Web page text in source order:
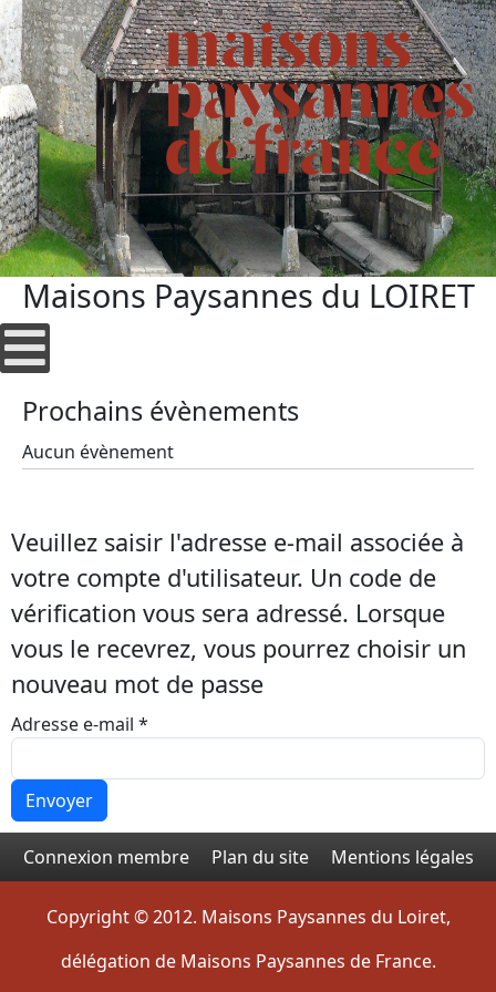
Maisons Paysannes du LOIRET
Prochains évènements
Aucun évènement
Veuillez saisir l'adresse e-mail associée à
votre compte d'utilisateur. Un code de
vérification vous sera adressé. Lorsque
vous le recevrez, vous pourrez choisir un
nouveau mot de passe
Adresse e-mail *
Envoyer
Connexion membre Plan du site Mentions légales
Copyright © 2012. Maisons Paysannes du Loiret,
délégation de Maisons Paysannes de France.